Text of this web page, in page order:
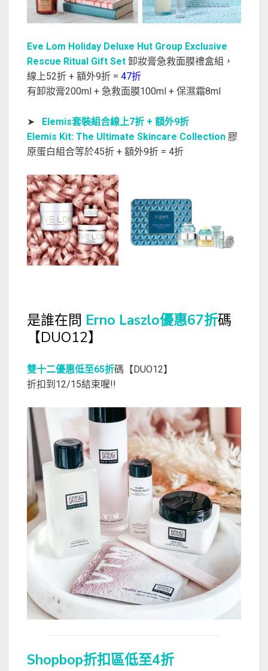
Eve Lom Holiday Deluxe Hut Group Exclusive
Rescue Ritual Gift Set 卸妝膏急救面膜禮盒組，
線上52折 + 額外9折 = 47折
有卸妝膏200ml + 急救面膜100ml + 保濕霜8ml
➤
Elemis套裝組合線上7折 + 額外9折
Elemis Kit: The Ultimate Skincare Collection 膠
原蛋白組合等於45折 + 額外9折 = 4折
是誰在問 Erno Laszlo優惠67折碼
【DUO12】
雙十二優惠低至65折碼【DUO12】
折扣到12/15結束喔!!
Shopbop折扣區低至4折